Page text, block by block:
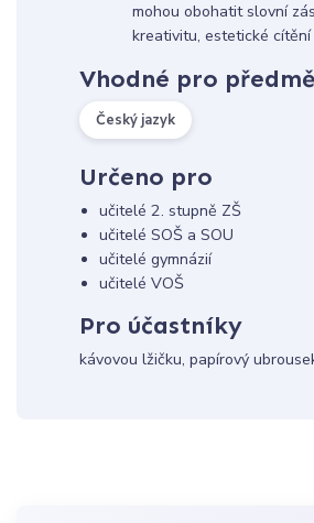
mohou obohatit slovní
kreativitu, estetické
Vhodné pro
Český jazyk
Určeno pro
učitelé 2. stupně ZŠ
učitelé SOŠ a SOU
učitelé gymnázií
učitelé VOŠ
Pro účastníky
kávovou lžičku, papírový